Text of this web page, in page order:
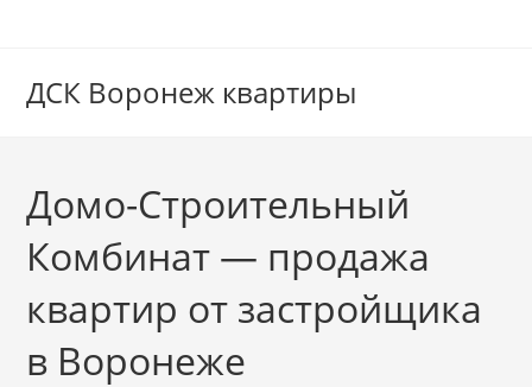
ДСК Воронеж квартиры
Домо-Строительный
Комбинат — продажа
квартир от застройщика
в Воронеже